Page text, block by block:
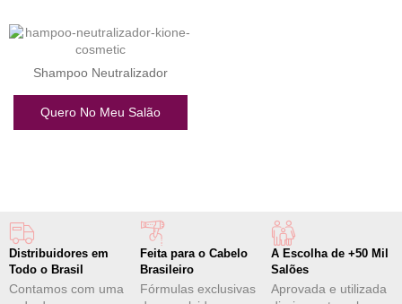
Shampoo Neutralizador
Quero No Meu Salão
Distribuidores em
Todo o Brasil
Contamos com uma
Feita para o Cabelo
Brasileiro
Fórmulas exclusivas
A Escolha de +50 Mil
Salões
Aprovada e utilizada